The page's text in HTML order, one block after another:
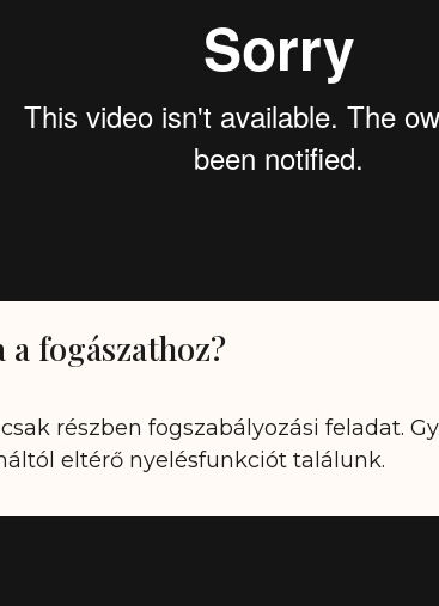
fogászathoz?
részben fogszabályozási feladat.
eltérő nyelésfunkciót találunk.